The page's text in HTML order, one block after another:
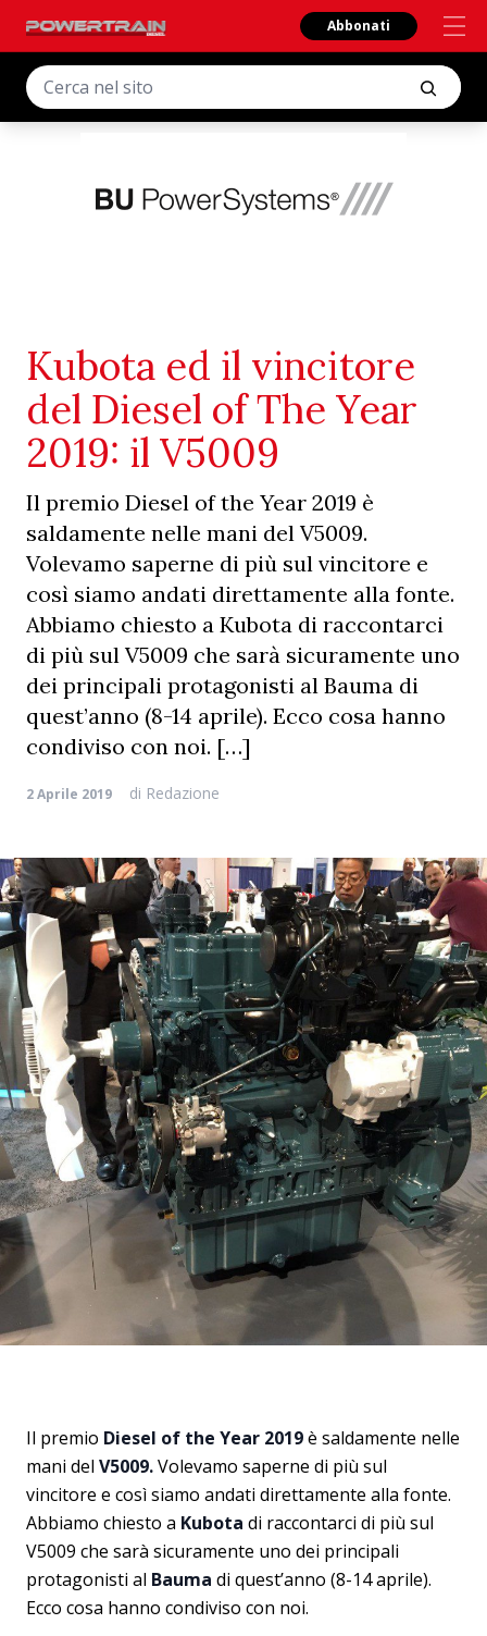
Abbonati
Kubota ed il vincitore
del Diesel of The Year
2019: il V5009
Il premio Diesel of the Year 2019 è
saldamente nelle mani del V5009.
Volevamo saperne di più sul vincitore e
così siamo andati direttamente alla fonte.
Abbiamo chiesto a Kubota di raccontarci
di più sul V5009 che sarà sicuramente uno
dei principali protagonisti al Bauma di
quest’anno (8-14 aprile). Ecco cosa hanno
condiviso con noi. […]
2 Aprile 2019 di Redazione
Il premio Diesel of the Year 2019è saldamente nelle
mani del V5009.Volevamo saperne di più sul
vincitore e così siamo andati direttamente alla fonte.
Abbiamo chiesto a Kubota di raccontarci di più sul
V5009 che sarà sicuramente uno dei principali
protagonisti al Bauma di quest’anno (8-14 aprile).
Ecco cosa hanno condiviso con noi.